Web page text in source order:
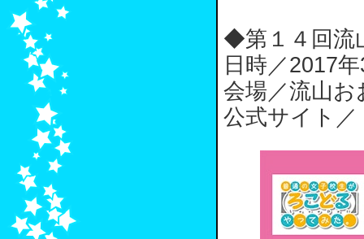
◆第１４回流
日時／2017
会場／流山お
公式サイト